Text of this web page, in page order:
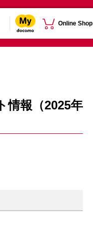
Online Shop
情報（2025年